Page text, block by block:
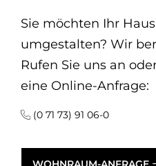
Sie möchten Ihr
umgestalten? Wir
Rufen Sie uns an
eine Online-Anfrage:
(0 71 73) 91 06-0